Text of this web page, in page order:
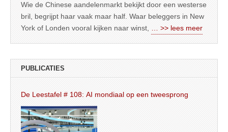
Wie de Chinese aandelenmarkt bekijkt door een westerse
bril, begrijpt haar vaak maar half. Waar beleggers in New
York of Londen vooral kijken naar winst, … >> lees meer
PUBLICATIES
De Leestafel # 108: AI mondiaal op een tweesprong